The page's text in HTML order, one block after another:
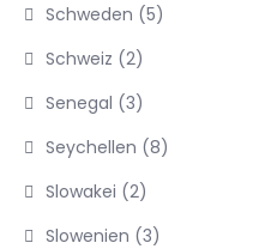
Schweden (5)
Schweiz (2)
Senegal (3)
Seychellen (8)
Slowakei (2)
Slowenien (3)